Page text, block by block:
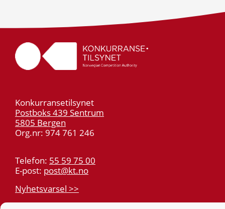
Konkurransetilsynet
Postboks 439 Sentrum
5805 Bergen
Org.nr: 974 761 246
Telefon: 55 59 75 00
E-post: post@kt.no
Nyhetsvarsel >>